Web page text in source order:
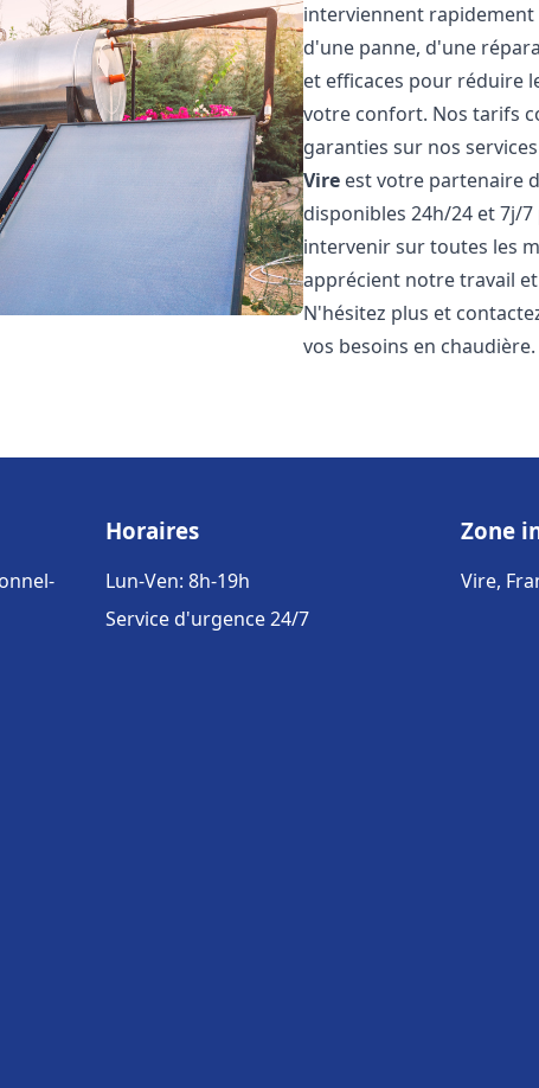
interviennent
d'une panne, d'une
et efficaces pour réduire
votre confort. Nos tarifs
garanties sur nos
Vire est votre partenaire
disponibles 24h/24 et 7j/
intervenir sur toutes les
apprécient notre travail
N'hésitez plus et
vos besoins en
Horaires
Lun-Ven: 8h-19h
Service d'urgence 24/7
Zone
Vire,